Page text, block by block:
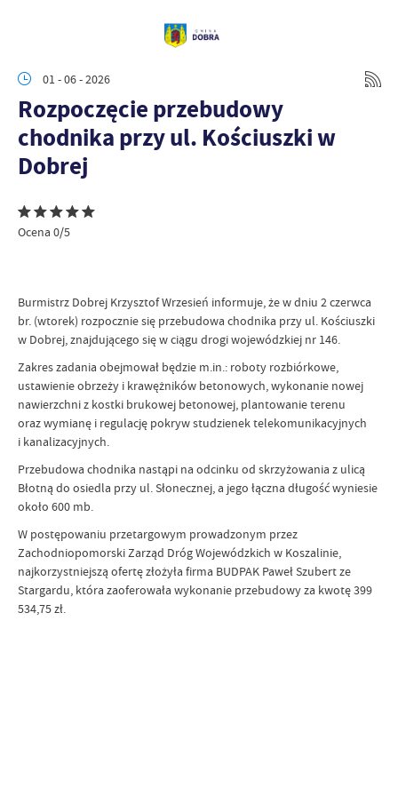
01 - 06 - 2026
Rozpoczęcie przebudowy
chodnika przy ul. Kościuszki w
Dobrej
Ocena 0/5
Burmistrz Dobrej Krzysztof Wrzesień informuje, że w dniu 2 czerwca
br. (wtorek) rozpocznie się przebudowa chodnika przy ul. Kościuszki
w Dobrej, znajdującego się w ciągu drogi wojewódzkiej nr 146.
Zakres zadania obejmował będzie m.in.: roboty rozbiórkowe,
ustawienie obrzeży i krawężników betonowych, wykonanie nowej
nawierzchni z kostki brukowej betonowej, plantowanie terenu
oraz wymianę i regulację pokryw studzienek telekomunikacyjnych
i kanalizacyjnych.
Przebudowa chodnika nastąpi na odcinku od skrzyżowania z ulicą
Błotną do osiedla przy ul. Słonecznej, a jego łączna długość wyniesie
około 600 mb.
W postępowaniu przetargowym prowadzonym przez
Zachodniopomorski Zarząd Dróg Wojewódzkich w Koszalinie,
najkorzystniejszą ofertę złożyła firma BUDPAK Paweł Szubert ze
Stargardu, która zaoferowała wykonanie przebudowy za kwotę 399
534,75 zł.